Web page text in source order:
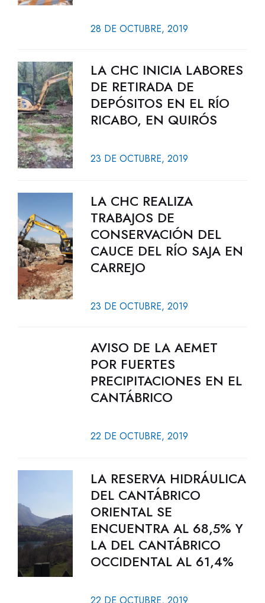
28 DE OCTUBRE, 2019
LA CHC INICIA LABORES
DE RETIRADA DE
DEPÓSITOS EN EL RÍO
RICABO, EN QUIRÓS
23 DE OCTUBRE, 2019
LA CHC REALIZA
TRABAJOS DE
CONSERVACIÓN DEL
CAUCE DEL RÍO SAJA EN
CARREJO
23 DE OCTUBRE, 2019
AVISO DE LA AEMET
POR FUERTES
PRECIPITACIONES EN EL
CANTÁBRICO
22 DE OCTUBRE, 2019
LA RESERVA HIDRÁULICA
DEL CANTÁBRICO
ORIENTAL SE
ENCUENTRA AL 68,5% Y
LA DEL CANTÁBRICO
OCCIDENTAL AL 61,4%